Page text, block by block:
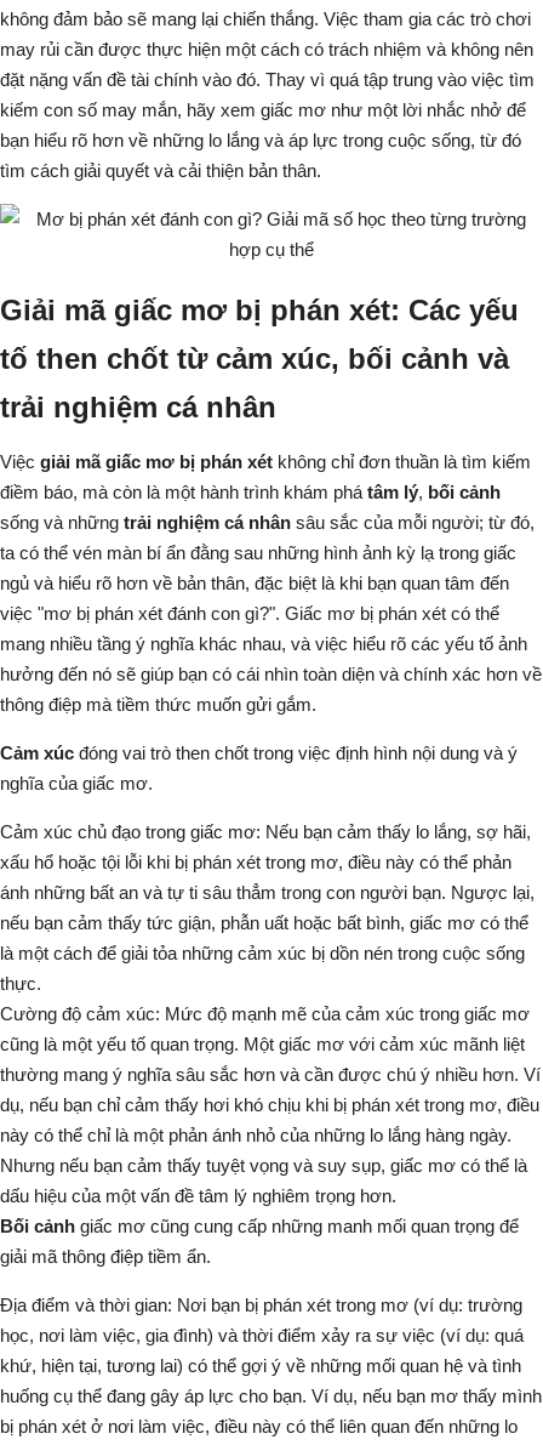
không đảm bảo sẽ mang lại chiến thắng. Việc tham gia các trò chơi
may rủi cần được thực hiện một cách có trách nhiệm và không nên
đặt nặng vấn đề tài chính vào đó. Thay vì quá tập trung vào việc tìm
kiếm con số may mắn, hãy xem giấc mơ như một lời nhắc nhở để
bạn hiểu rõ hơn về những lo lắng và áp lực trong cuộc sống, từ đó
tìm cách giải quyết và cải thiện bản thân.
Giải mã giấc mơ bị phán xét: Các yếu
tố then chốt từ cảm xúc, bối cảnh và
trải nghiệm cá nhân
Việc giải mã giấc mơ bị phán xét không chỉ đơn thuần là tìm kiếm
điềm báo, mà còn là một hành trình khám phá tâm lý, bối cảnh
sống và những trải nghiệm cá nhân sâu sắc của mỗi người; từ đó,
ta có thể vén màn bí ẩn đằng sau những hình ảnh kỳ lạ trong giấc
ngủ và hiểu rõ hơn về bản thân, đặc biệt là khi bạn quan tâm đến
việc "mơ bị phán xét đánh con gì?". Giấc mơ bị phán xét có thể
mang nhiều tầng ý nghĩa khác nhau, và việc hiểu rõ các yếu tố ảnh
hưởng đến nó sẽ giúp bạn có cái nhìn toàn diện và chính xác hơn về
thông điệp mà tiềm thức muốn gửi gắm.
Cảm xúc đóng vai trò then chốt trong việc định hình nội dung và ý
nghĩa của giấc mơ.
Cảm xúc chủ đạo trong giấc mơ: Nếu bạn cảm thấy lo lắng, sợ hãi,
xấu hổ hoặc tội lỗi khi bị phán xét trong mơ, điều này có thể phản
ánh những bất an và tự ti sâu thẳm trong con người bạn. Ngược lại,
nếu bạn cảm thấy tức giận, phẫn uất hoặc bất bình, giấc mơ có thể
là một cách để giải tỏa những cảm xúc bị dồn nén trong cuộc sống
thực.
Cường độ cảm xúc: Mức độ mạnh mẽ của cảm xúc trong giấc mơ
cũng là một yếu tố quan trọng. Một giấc mơ với cảm xúc mãnh liệt
thường mang ý nghĩa sâu sắc hơn và cần được chú ý nhiều hơn. Ví
dụ, nếu bạn chỉ cảm thấy hơi khó chịu khi bị phán xét trong mơ, điều
này có thể chỉ là một phản ánh nhỏ của những lo lắng hàng ngày.
Nhưng nếu bạn cảm thấy tuyệt vọng và suy sụp, giấc mơ có thể là
dấu hiệu của một vấn đề tâm lý nghiêm trọng hơn.
Bối cảnh giấc mơ cũng cung cấp những manh mối quan trọng để
giải mã thông điệp tiềm ẩn.
Địa điểm và thời gian: Nơi bạn bị phán xét trong mơ (ví dụ: trường
học, nơi làm việc, gia đình) và thời điểm xảy ra sự việc (ví dụ: quá
khứ, hiện tại, tương lai) có thể gợi ý về những mối quan hệ và tình
huống cụ thể đang gây áp lực cho bạn. Ví dụ, nếu bạn mơ thấy mình
bị phán xét ở nơi làm việc, điều này có thể liên quan đến những lo